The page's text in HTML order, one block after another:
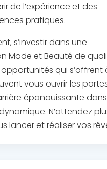
de l’expérience et des
pratiques.
s’investir dans une
Mode et Beauté de
opportunités qui s’offrent
vous ouvrir les
épanouissante
N’attendez
lancer et réaliser vos